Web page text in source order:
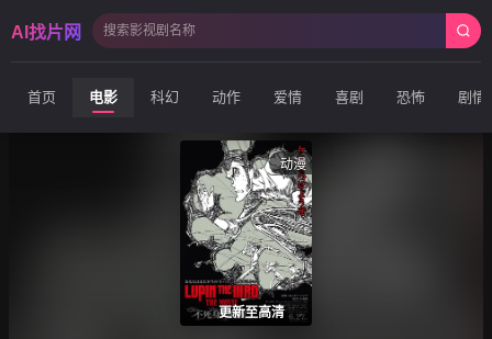
AI找片网
首页 电影 科幻 动作 爱情 喜剧 恐怖 剧情
动漫
更新至高清